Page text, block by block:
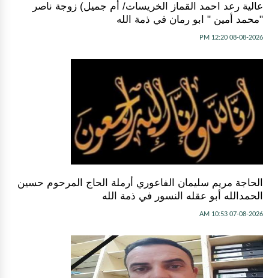
عالية رعد احمد القماز الخريسات/ أم جميل) زوجة ناصر
"محمد أمين " ابو رمان في ذمة الله
08-08-2026 12:20 PM
الحاجة مريم سليمان الفاعوري أرملة الحاج المرحوم حسين
الحمدالله أبو عقله النسور في ذمة الله
07-08-2026 10:53 AM